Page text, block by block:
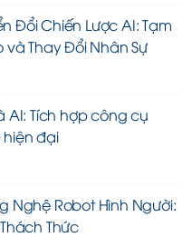
Đổi Chiến Lược AI: Tạm
và Thay Đổi Nhân Sự
AI: Tích hợp công cụ
đại
Nghệ Robot Hình Người:
Thức